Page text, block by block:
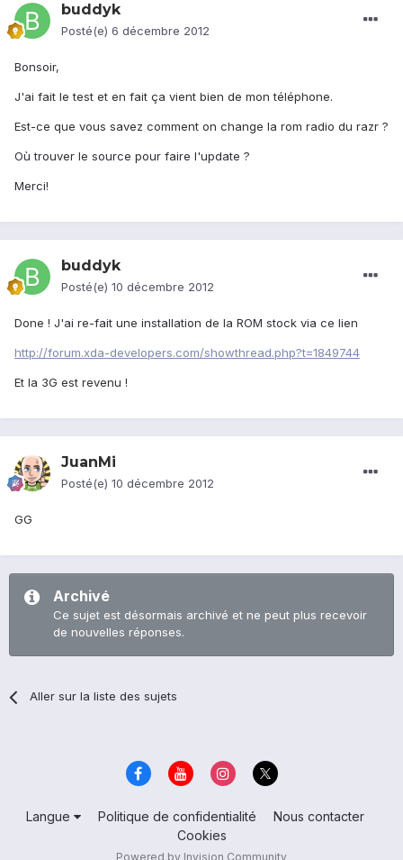
buddyk
Posté(e) 6 décembre 2012
Bonsoir,
J'ai fait le test et en fait ça vient bien de mon téléphone.
Est-ce que vous savez comment on change la rom radio du razr ?
Où trouver le source pour faire l'update ?
Merci!
buddyk
Posté(e) 10 décembre 2012
Done ! J'ai re-fait une installation de la ROM stock via ce lien
http://forum.xda-developers.com/showthread.php?t=1849744
Et la 3G est revenu !
JuanMi
Posté(e) 10 décembre 2012
GG
Archivé
Ce sujet est désormais archivé et ne peut plus recevoir
de nouvelles réponses.
Aller sur la liste des sujets
Langue Politique de confidentialité
Nous contacter
Cookies
Powered by Invision Community